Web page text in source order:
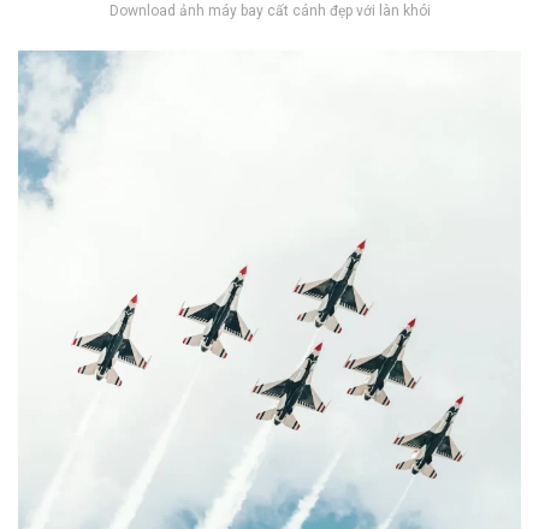
Download ảnh máy bay cất cánh đẹp với làn khói